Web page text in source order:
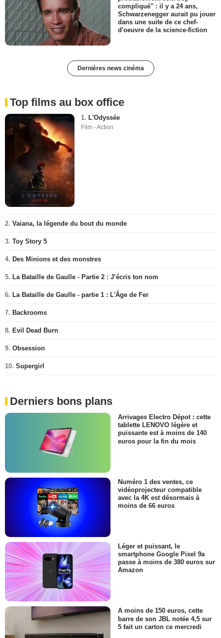
compliqué" : il y a 24 ans,
Schwarzenegger aurait pu jouer
dans une suite de ce chef-
d'oeuvre de la science-fiction
Dernières news cinéma
Top films au box office
1. L'Odyssée
Film - Action
2. Vaiana, la légende du bout du monde
3. Toy Story 5
4. Des Minions et des monstres
5. La Bataille de Gaulle - Partie 2 : J’écris ton nom
6. La Bataille de Gaulle - partie 1 : L'Âge de Fer
7. Backrooms
8. Evil Dead Burn
9. Obsession
10. Supergirl
Derniers bons plans
Arrivages Electro Dépot : cette
tablette LENOVO légère et
puissante est à moins de 140
euros pour la fin du mois
Numéro 1 des ventes, ce
vidéoprojecteur compatible
avec la 4K est désormais à
moins de 66 euros
Léger et puissant, le
smartphone Google Pixel 9a
passe à moins de 380 euros sur
Amazon
A moins de 150 euros, cette
barre de son JBL notée 4,5 sur
5 fait un carton ce mercredi